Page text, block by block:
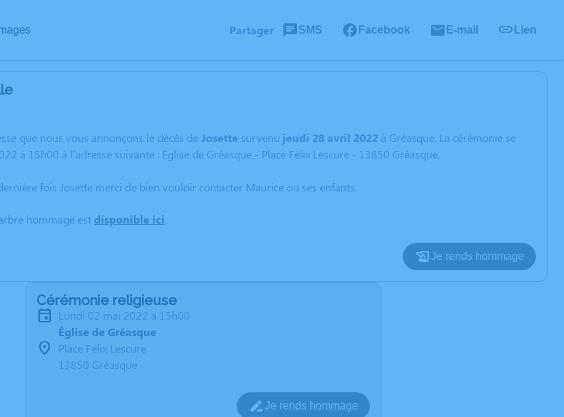
Partager SMS Facebook E-mail Lien
que nous vous annonçons le décès deJosette survenu jeudi 28 avril 2022 à Gréasque. La cérémonie se
à 15h00 à l'adresse suivante : Église de Gréasque - Place Félix Lescure - 13850 Gréasque.
fois Josette merci de bien vouloir contacter Maurice ou ses enfants.
hommage est disponible ici.
Je rends hommage
Cérémonie religieuse
lundi 02 mai 2022 à 15h00
Église de Gréasque
Place Félix Lescure
13850 Gréasque
Je rends hommage